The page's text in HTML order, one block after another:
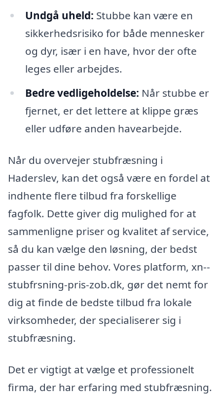
Undgå uheld: Stubbe kan være en
sikkerhedsrisiko for både mennesker
og dyr, især i en have, hvor der ofte
leges eller arbejdes.
Bedre vedligeholdelse: Når stubbe er
fjernet, er det lettere at klippe græs
eller udføre anden havearbejde.
Når du overvejer stubfræsning i
Haderslev, kan det også være en fordel at
indhente flere tilbud fra forskellige
fagfolk. Dette giver dig mulighed for at
sammenligne priser og kvalitet af service,
så du kan vælge den løsning, der bedst
passer til dine behov. Vores platform, xn--
stubfrsning-pris-zob.dk, gør det nemt for
dig at finde de bedste tilbud fra lokale
virksomheder, der specialiserer sig i
stubfræsning.
Det er vigtigt at vælge et professionelt
firma, der har erfaring med stubfræsning.